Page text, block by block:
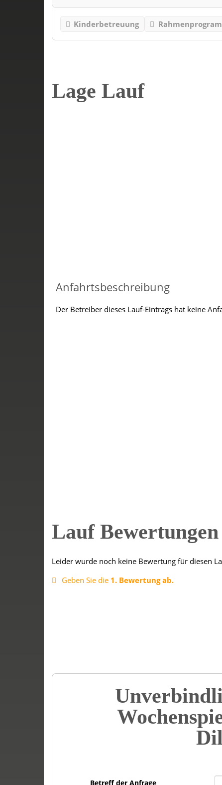
Kinderbetreuung
Lage Lauf
Anfahrtsbeschreibung
Der Betreiber dieses Lauf-Eintrags hat keine
Lauf Bewertungen
Leider wurde noch keine Bewertung für diesen
Geben Sie die 1. Bewertung ab.
Betreff der Anfrage